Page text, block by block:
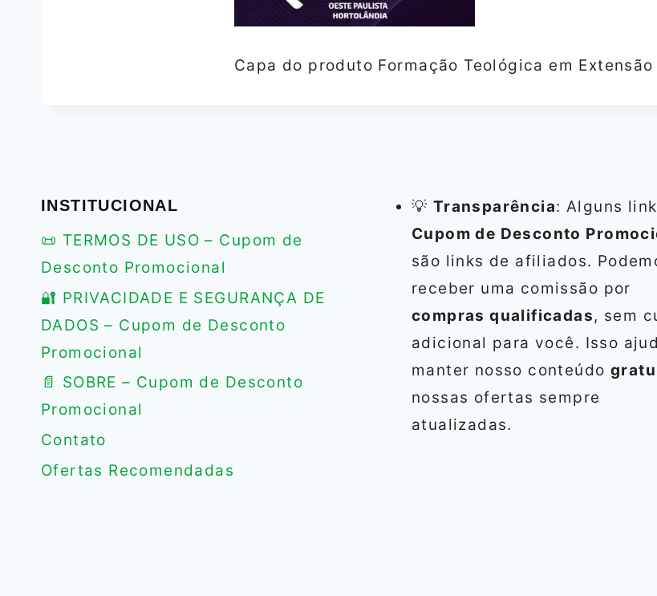
Capa do produto Formação Teológica em
INSTITUCIONAL
📜 TERMOS DE USO – Cupom de
Desconto Promocional
🔐 PRIVACIDADE E SEGURANÇA DE
DADOS – Cupom de Desconto
Promocional
📄 SOBRE – Cupom de Desconto
Promocional
Contato
Ofertas Recomendadas
💡 Transparência: Alguns
Cupom de Desconto
são links de afiliados.
receber uma comissão por
compras qualificadas, sem
adicional para você. Isso
manter nosso conteúdo
nossas ofertas sempre
atualizadas.